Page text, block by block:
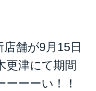
舗が9月15日
更津にて期間
ーーい！！